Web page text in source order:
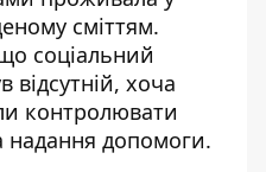
сміттям.
соціальний
відсутній, хоча
контролювати
допомоги.